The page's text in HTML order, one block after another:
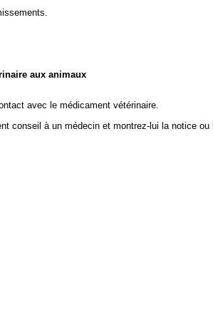
aux animaux
avec le médicament vétérinaire.
conseil à un médecin et montrez-lui la notice ou